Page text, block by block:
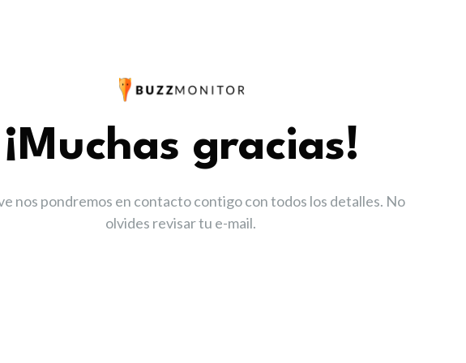
¡Muchas gracias!
nos pondremos en contacto contigo con todos los detalles. No
olvides revisar tu e-mail.